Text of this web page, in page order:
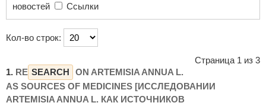
новостей
Ссылки
Кол-во строк:
Страница 1 из 3
1. RE SEARCH
ON ARTEMISIA ANNUA L.
AS SOURCES OF MEDICINES [ИССЛЕДОВАНИИ
ARTEMISIA ANNUA L. КАК ИСТОЧНИКОВ